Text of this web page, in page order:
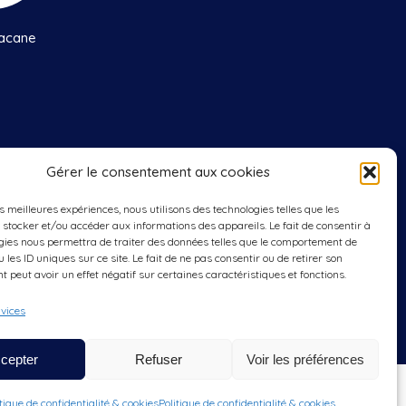
Gérer le consentement aux cookies
meilleures expériences, nous utilisons des technologies telles que les
stocker et/ou accéder aux informations des appareils. Le fait de consentir à
nous permettra de traiter des données telles que le comportement de
les ID uniques sur ce site. Le fait de ne pas consentir ou de retirer son
peut avoir un effet négatif sur certaines caractéristiques et fonctions.
Refuser Voir les préférences
de confidentialité & cookiesPolitique de confidentialité & cookies
: 9h00 à 12h00